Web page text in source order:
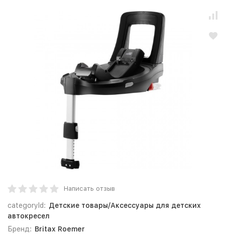
Написать отзыв
categoryId: Детские товары/Аксессуары для детских
автокресел
Бренд: Britax Roemer